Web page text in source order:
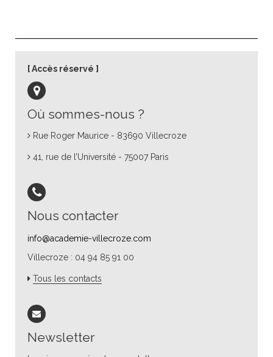
Où sommes-nous ?
Rue Roger Maurice - 83690 Villecroze
41, rue de l’Université - 75007 Paris
Nous contacter
info@academie-villecroze.com
Villecroze : 04 94 85 91 00
Tous les contacts
Newsletter
Accès réservé